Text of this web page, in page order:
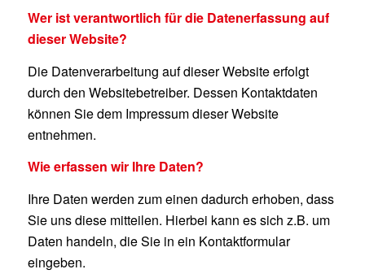
Wer ist verantwortlich für die Datenerfassung auf
dieser Website?
Die Datenverarbeitung auf dieser Website erfolgt
durch den Websitebetreiber. Dessen Kontaktdaten
können Sie dem Impressum dieser Website
entnehmen.
Wie erfassen wir Ihre Daten?
Ihre Daten werden zum einen dadurch erhoben, dass
Sie uns diese mitteilen. Hierbei kann es sich z.B. um
Daten handeln, die Sie in ein Kontaktformular
eingeben.